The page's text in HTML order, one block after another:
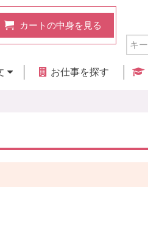
カートの中身を見る
お仕事を探す